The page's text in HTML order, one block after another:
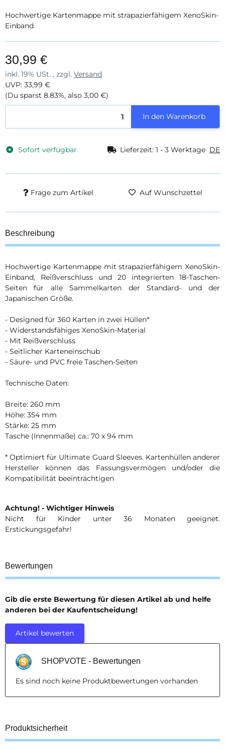
Hochwertige Kartenmappe mit strapazierfähigem XenoSkin-
Einband
30,99 €
inkl. 19% USt. , zzgl. Versand
UVP: 33,99 €
(Du sparst 8.83%, also 3,00 €)
In den Warenkorb
Sofort verfügbar Lieferzeit: 1 - 3 Werktage DE
Frage zum Artikel Auf Wunschzettel
Beschreibung
Hochwertige Kartenmappe mit strapazierfähigem XenoSkin-
Einband, Reißverschluss und 20 integrierten 18-Taschen-
Seiten für alle Sammelkarten der Standard- und der
Japanischen Größe.
- Designed für 360 Karten in zwei Hüllen*
- Widerstandsfähiges XenoSkin-Material
- Mit Reißverschluss
- Seitlicher Karteneinschub
- Säure- und PVC freie Taschen-Seiten
Technische Daten:
Breite: 260 mm
Höhe: 354 mm
Stärke: 25 mm
Tasche (Innenmaße) ca.: 70 x 94 mm
* Optimiert für Ultimate Guard Sleeves. Kartenhüllen anderer
Hersteller können das Fassungsvermögen und/oder die
Kompatibilität beeinträchtigen
Achtung! - Wichtiger Hinweis
Nicht für Kinder unter 36 Monaten geeignet.
Erstickungsgefahr!
Bewertungen
Gib die erste Bewertung für diesen Artikel ab und helfe
anderen bei der Kaufentscheidung!
Artikel bewerten
SHOPVOTE - Bewertungen
Es sind noch keine Produktbewertungen vorhanden
Produktsicherheit